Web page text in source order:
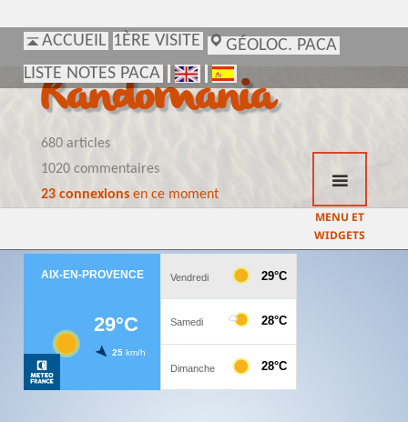
ACCUEIL 1ÈRE VISITE
GÉOLOC. PACA
LISTE NOTES PACA
Randomania
680 articles
1020 commentaires
23 connexionsen ce moment
MENU ET
WIDGETS
ACCUEIL 1ÈRE VISITE
GÉOLOC. PACA
LISTE NOTES PACA